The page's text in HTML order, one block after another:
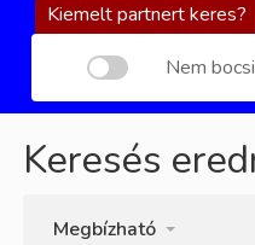
Kiemelt partnert keres?
Nem
Keresés
Megbízható